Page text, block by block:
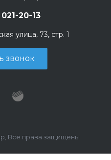
20-13
улица, 73, стр. 1
звонок
Все права защищены